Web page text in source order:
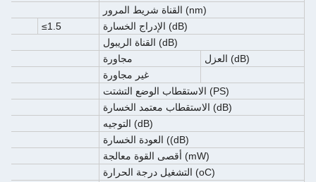
القناة شريط المرور
(nm)
الإدراج الخسارة (dB)
≤1.5
القناة الريبول (dB)
العزل (dB)
مجاورة
غير مجاورة
الاستقطاب الوضع
التشتت (PS)
الاستقطاب معتمد
الخسارة (dB)
التوجيه (dB)
العودة الخسارة ((dB)
أقصى القوة
معالجة (mW)
التشغيل درجة الحرارة (oC)